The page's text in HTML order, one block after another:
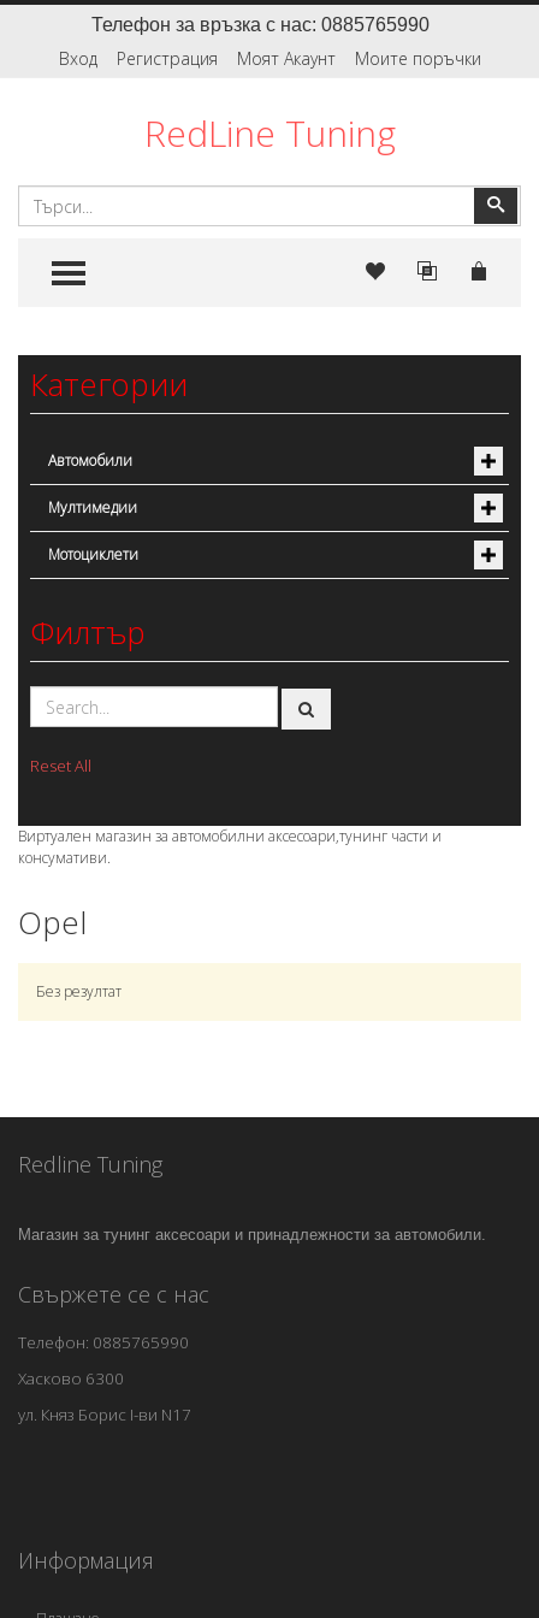
Телефон за връзка с нас: 0885765990
Вход Регистрация Моят Акаунт Моите поръчки
RedLine Tuning
TOGGLE MENU
Категории
Автомобили
Мултимедии
Мотоциклети
Филтър
Reset All
Виртуален магазин за автомобилни аксесоари,тунинг части и
консумативи.
Opel
Без резултат
Redline Tuning
Магазин за тунинг аксесоари и принадлежности за автомобили.
Свържете се с нас
Телефон: 0885765990
Хасково 6300
ул. Княз Борис I-ви N17
Информация